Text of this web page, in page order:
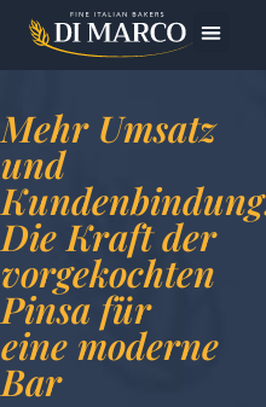
Mehr Umsatz
und
Die Kraft der
vorgekochten
Pinsa für
eine moderne
Bar